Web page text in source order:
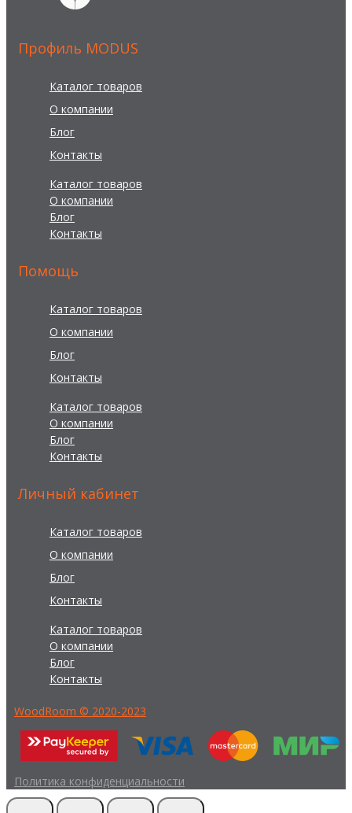
Профиль MODUS
Каталог товаров
О компании
Блог
Контакты
Каталог товаров
О компании
Блог
Контакты
Помощь
Каталог товаров
О компании
Блог
Контакты
Каталог товаров
О компании
Блог
Контакты
Личный кабинет
Каталог товаров
О компании
Блог
Контакты
Каталог товаров
О компании
Блог
Контакты
WoodRoom © 2020-2023
Политика конфиденциальности